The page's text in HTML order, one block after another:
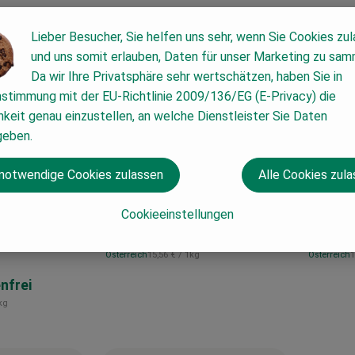
Produkt zum Warenkorb hinzufügen
, Preis:
2,49 €/ 2 x 80g
, Herkunft:
Österreich, Referenzpreis:
15,56 €/ 1kg
Produkt zum
, Herkunft:
Österreich,
Lieber Besucher, Sie helfen uns sehr, wenn Sie Cookies
und uns somit erlauben, Daten für unser Marketing zu
Da wir Ihre Privatsphäre sehr wertschätzen, haben Sie in
mit der EU-Richtlinie 2009/136/EG (E-Privacy) die
genau einzustellen, an welche Dienstleister Sie Daten
Cookieeinstellungen
Cookies zulassen Alle Cookies